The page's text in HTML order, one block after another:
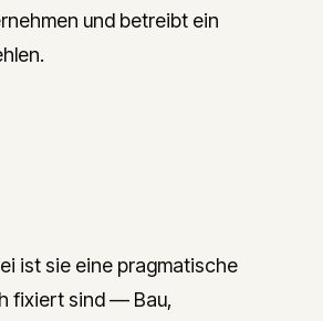
und betreibt ein
ist sie eine pragmatische
fixiert sind — Bau,